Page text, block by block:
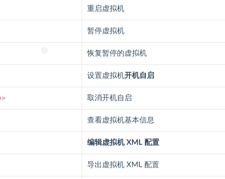
重启虚拟机
暂停虚拟机
恢复暂停的虚拟机
设置虚拟机开机自启
取消开机自启
查看虚拟机基本信息
编辑虚拟机 XML 配置
导出虚拟机 XML 配置